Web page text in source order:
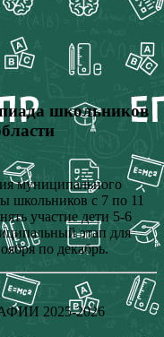
школьников
муниципального
школьников с 7 по 11
участие дети 5-6
этап для
по декабрь.
2025-2026